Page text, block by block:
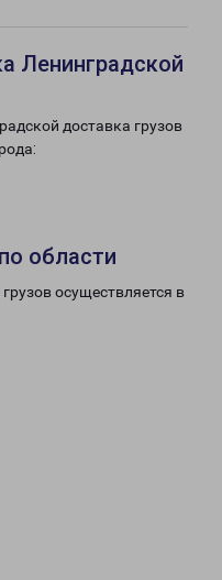
Ленинградской
доставка грузов
области
осуществляется в